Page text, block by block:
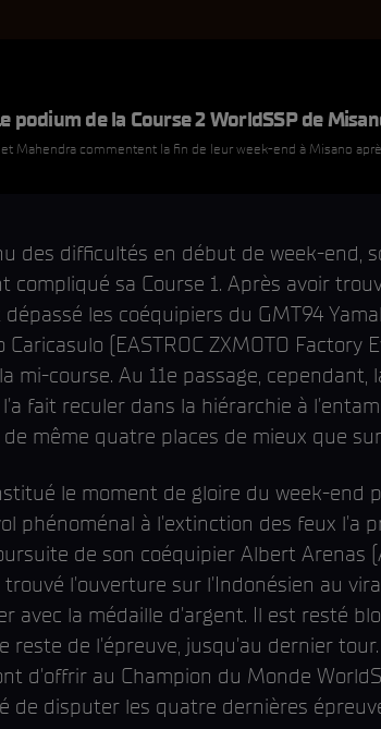
podium de la Course 2 WorldSSP de
Mahendra commentent la fin de leur week-end à Misano
des difficultés en début de week-end,
compliqué sa Course 1. Après avoir
les coéquipiers du GMT94
Caricasulo (EASTROC ZXMOTO
mi-course. Au 11e passage,
fait reculer dans la hiérarchie à
même quatre places de mieux que
le moment de gloire du week-
phénoménal à l'extinction des feux l'a
de son coéquipier Albert Arenas
trouvé l'ouverture sur l'Indonésien au
avec la médaille d'argent. Il est resté
reste de l'épreuve, jusqu'au dernier
d'offrir au Champion du Monde
de disputer les quatre dernières